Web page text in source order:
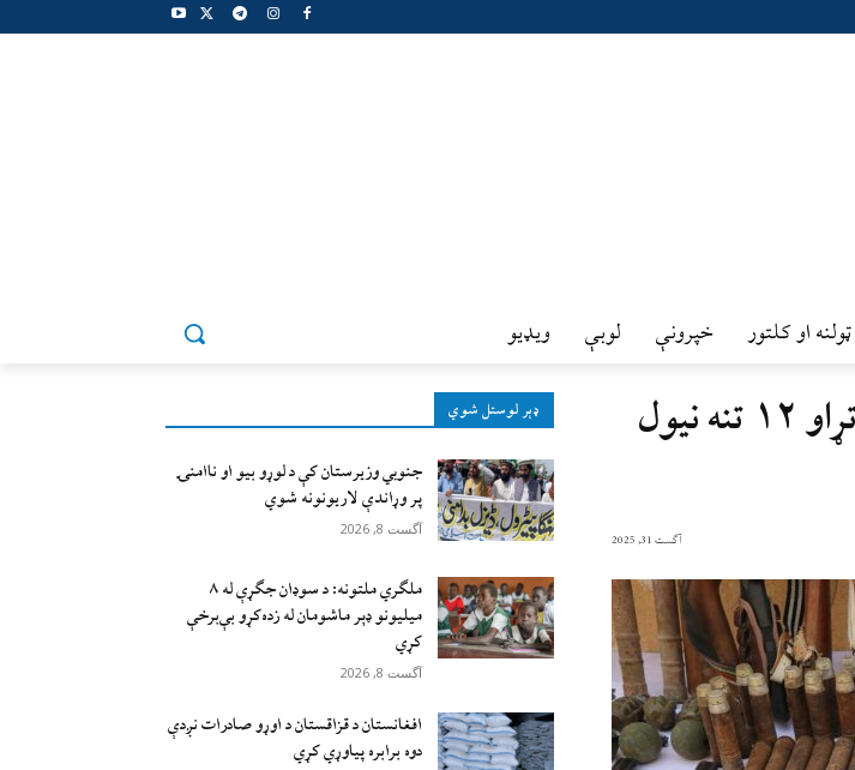
ټولنه او کلتور خپرونې لوبې ويډيو
ډېر لوستل شوي
جنوبي وزیرستان کې د لوړو بیو او ناامنۍ
پر وړاندې لاريونونه شوي
آگست 8, 2026
ملګري ملتونه: د سوډان جګړې له ۸
میلیونو ډېر ماشومان له زده‌کړو بې‌برخې
کړي
آگست 8, 2026
افغانستان د قزاقستان د اوړو صادرات نږدې
دوه برابره پیاوړي کړي
کندز کې د لسګونه میله وسلو او مهماتو په تړاو ۱۲ تنه نيول
آگست 31, 2025